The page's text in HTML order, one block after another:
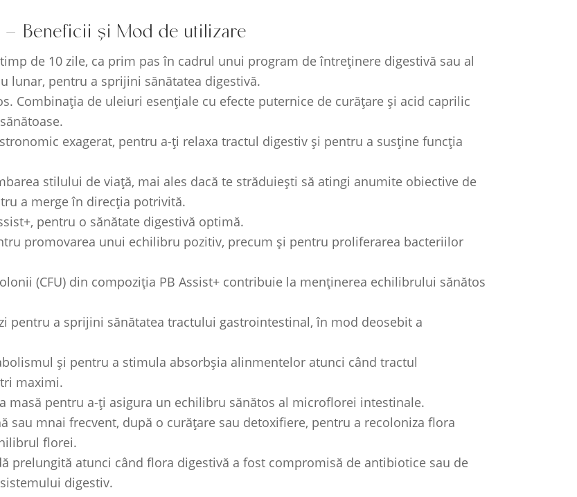
Beneficii și Mod de utilizare
de 10 zile, ca prim pas în cadrul unui program de întreținere digestivă sau al
lunar, pentru a sprijini sănătatea digestivă.
Combinația de uleiuri esențiale cu efecte puternice de curățare și acid caprilic
exagerat, pentru a-ți relaxa tractul digestiv și pentru a susține funcția
stilului de viață, mai ales dacă te străduiești să atingi anumite obiective de
a merge în direcția potrivită.
pentru o sănătate digestivă optimă.
promovarea unui echilibru pozitiv, precum și pentru proliferarea bacteriilor
(CFU) din compoziția PB Assist+ contribuie la menținerea echilibrului sănătos
pentru a sprijini sănătatea tractului gastrointestinal, în mod deosebit a
și pentru a stimula absorbșia alinmentelor atunci când tractul
maximi.
masă pentru a-ți asigura un echilibru sănătos al microflorei intestinale.
sau mnai frecvent, după o curățare sau detoxifiere, pentru a recoloniza flora
florei.
prelungită atunci când flora digestivă a fost compromisă de antibiotice sau de
digestiv.